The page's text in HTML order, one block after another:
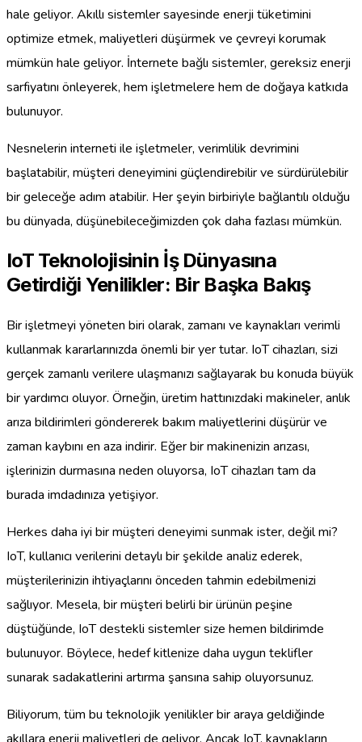
hale geliyor. Akıllı sistemler sayesinde enerji tüketimini
optimize etmek, maliyetleri düşürmek ve çevreyi korumak
mümkün hale geliyor. İnternete bağlı sistemler, gereksiz enerji
sarfiyatını önleyerek, hem işletmelere hem de doğaya katkıda
bulunuyor.
Nesnelerin interneti ile işletmeler, verimlilik devrimini
başlatabilir, müşteri deneyimini güçlendirebilir ve sürdürülebilir
bir geleceğe adım atabilir. Her şeyin birbiriyle bağlantılı olduğu
bu dünyada, düşünebileceğimizden çok daha fazlası mümkün.
IoT Teknolojisinin İş Dünyasına
Getirdiği Yenilikler: Bir Başka Bakış
Bir işletmeyi yöneten biri olarak, zamanı ve kaynakları verimli
kullanmak kararlarınızda önemli bir yer tutar. IoT cihazları, sizi
gerçek zamanlı verilere ulaşmanızı sağlayarak bu konuda büyük
bir yardımcı oluyor. Örneğin, üretim hattınızdaki makineler, anlık
arıza bildirimleri göndererek bakım maliyetlerini düşürür ve
zaman kaybını en aza indirir. Eğer bir makinenizin arızası,
işlerinizin durmasına neden oluyorsa, IoT cihazları tam da
burada imdadınıza yetişiyor.
Herkes daha iyi bir müşteri deneyimi sunmak ister, değil mi?
IoT, kullanıcı verilerini detaylı bir şekilde analiz ederek,
müşterilerinizin ihtiyaçlarını önceden tahmin edebilmenizi
sağlıyor. Mesela, bir müşteri belirli bir ürünün peşine
düştüğünde, IoT destekli sistemler size hemen bildirimde
bulunuyor. Böylece, hedef kitlenize daha uygun teklifler
sunarak sadakatlerini artırma şansına sahip oluyorsunuz.
Biliyorum, tüm bu teknolojik yenilikler bir araya geldiğinde